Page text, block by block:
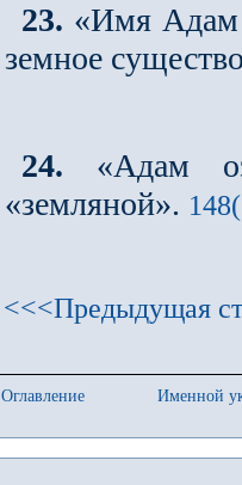
23. «Имя Адам
земное
24. «Адам
«земляной».
<<<Предыдущая
Оглавление
Именной